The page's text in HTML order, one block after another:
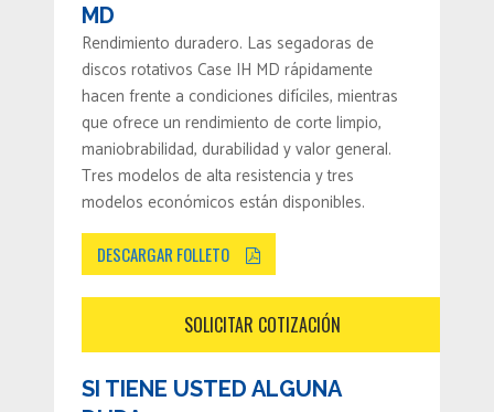
MD
Rendimiento duradero. Las segadoras de
discos rotativos Case IH MD rápidamente
hacen frente a condiciones difíciles, mientras
que ofrece un rendimiento de corte limpio,
maniobrabilidad, durabilidad y valor general.
Tres modelos de alta resistencia y tres
modelos económicos están disponibles.
DESCARGAR FOLLETO
SOLICITAR COTIZACIÓN
SI TIENE USTED ALGUNA